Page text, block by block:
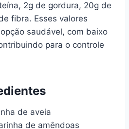
2g de gordura, 20g de
fibra. Esses valores
saudável, com baixo
para o controle
de aveia
de amêndoas